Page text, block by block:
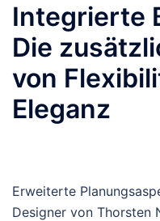
Integrierte
Die
von
Eleganz
Erweiterte
Designer von Thorsten